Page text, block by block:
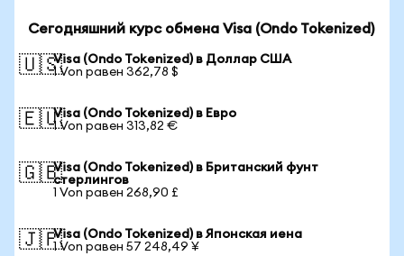
Сегодняшний курс обмена Visa (Ondo Tokenized)
🇺🇸Visa (Ondo Tokenized) в Доллар США
1 Von равен 362,78 $
🇪🇺Visa (Ondo Tokenized) в Евро
1 Von равен 313,82 €
🇬🇧Visa (Ondo Tokenized) в Британский фунт
стерлингов
1 Von равен 268,90 £
🇯🇵Visa (Ondo Tokenized) в Японская иена
1 Von равен 57 248,49 ¥